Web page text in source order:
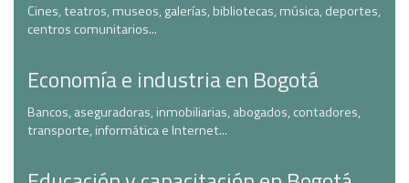
Cines, teatros, museos, galerías, bibliotecas, música, deportes,
centros comunitarios...
Economía e industria en Bogotá
Bancos, aseguradoras, inmobiliarias, abogados, contadores,
transporte, informática e Internet...